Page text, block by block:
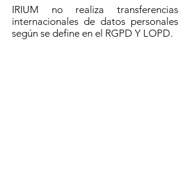
IRIUM no realiza transferencias
internacionales de datos personales
según se define en el RGPD Y LOPD.